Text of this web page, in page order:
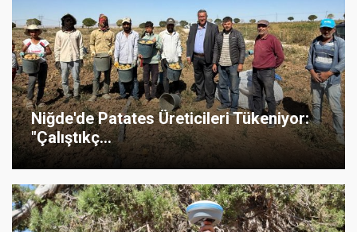
Niğde'de Patates Üreticileri Tükeniyor:
"Çalıştıkç...